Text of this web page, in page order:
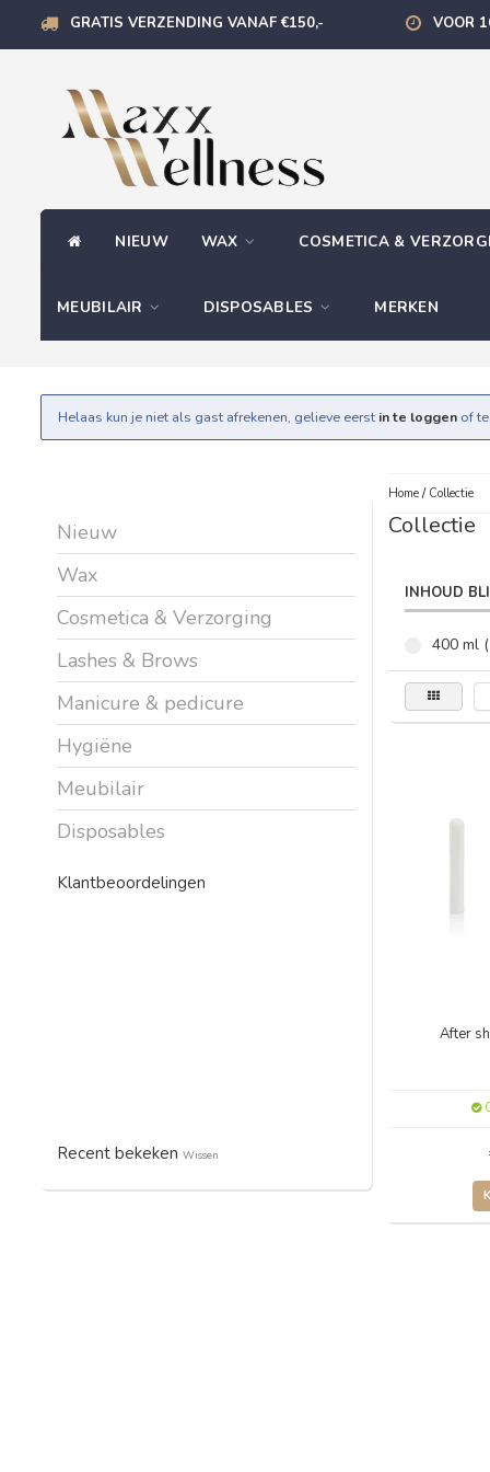
GRATIS VERZENDING VANAF €150,- VOOR
NIEUW WAX COSMETICA &
MEUBILAIR DISPOSABLES MERKEN
Helaas kun je niet als gast afrekenen, gelieve eerst in te loggen of te
Nieuw
Wax
Cosmetica & Verzorging
Lashes & Brows
Manicure & pedicure
Hygiëne
Meubilair
Disposables
Klantbeoordelingen
Recent bekeken Wissen
Home/ Collectie
Collectie
INHOUD
400 ml
After